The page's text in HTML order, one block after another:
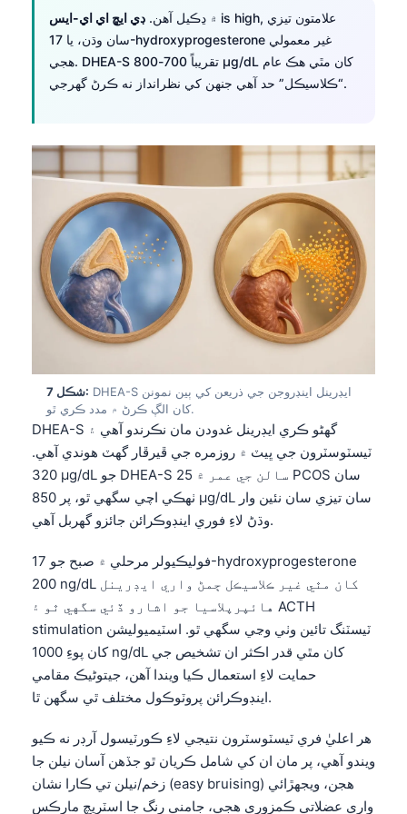
۾ ڍڪيل آهن. ڊي ايڇ اي اي-ايس
is high, علامتون تيزي
سان وڌن، يا 17-hydroxyprogesterone غير معمولي
هجي. DHEA-S تقريباً 700-800 µg/dL کان مٿي هڪ عام
“ڪلاسيڪل” حد آهي جنهن کي نظرانداز نه ڪرڻ گهرجي.
شڪل 7: DHEA-S ايڊرينل اينڊروجن جي ذريعن کي ٻين نمونن
کان الڳ ڪرڻ ۾ مدد ڪري ٿو.
DHEA-S گهڻو ڪري ايڊرينل غدودن مان نڪرندو آهي ۽
ٽيسٽوسٽرون جي ڀيٽ ۾ روزمره جي ڦيرڦار گهٽ هوندي آهي.
320 µg/dL جو DHEA-S 25 سالن جي عمر ۾ PCOS سان
ٺهڪي اچي سگهي ٿو، پر 850 µg/dL سان تيزي سان نئين وار
وڌڻ لاءِ فوري اينڊوڪرائن جائزو گهربل آهي.
فوليڪيولر مرحلي ۾ صبح جو 17-hydroxyprogesterone
200 ng/dL کان مٿي غير ڪلاسيڪل ڄمڻ واري ايڊرينل
هائپرپلاسيا جو اشارو ڏئي سگهي ٿو ۽ ACTH
stimulation ٽيسٽنگ تائين وٺي وڃي سگهي ٿو. اسٽيميوليشن
کان پوءِ 1000 ng/dL کان مٿي قدر اڪثر ان تشخيص جي
حمايت لاءِ استعمال ڪيا ويندا آهن، جيتوڻيڪ مقامي
اينڊوڪرائن پروٽوڪول مختلف ٿي سگهن ٿا.
هر اعليٰ فري ٽيسٽوسٽرون نتيجي لاءِ ڪورٽيسول آرڊر نه ڪيو
ويندو آهي، پر مان ان کي شامل ڪريان ٿو جڏهن آسان نيلن جا
زخم/نيلن تي ڪارا نشان (easy bruising) هجن، ويجهڙائي
واري عضلاتي ڪمزوري هجي، جامني رنگ جا اسٽريچ مارڪس
Қазақ тілі
Suomi
Hrvatski
Slovenčina
كوردی‎
پښتو
සිංහල
অসমীয়া
Galego
Latviešu valoda
Македонски јазик
Euskara
Gàidhlig
Occitan
العربية المغربية
Afrikaans
Монгол
ພາສາລາວ
Basa Jawa
Cebuano
ئۇيغۇرچە
Беларуская мова
Esperanto
Frysk